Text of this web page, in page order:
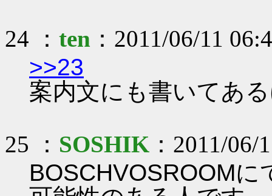
24 ： ten ：2011/06/11
>>23
案内文にも書いてあ
25 ： SOSHIK ：2011/
BOSCHVOSROOM